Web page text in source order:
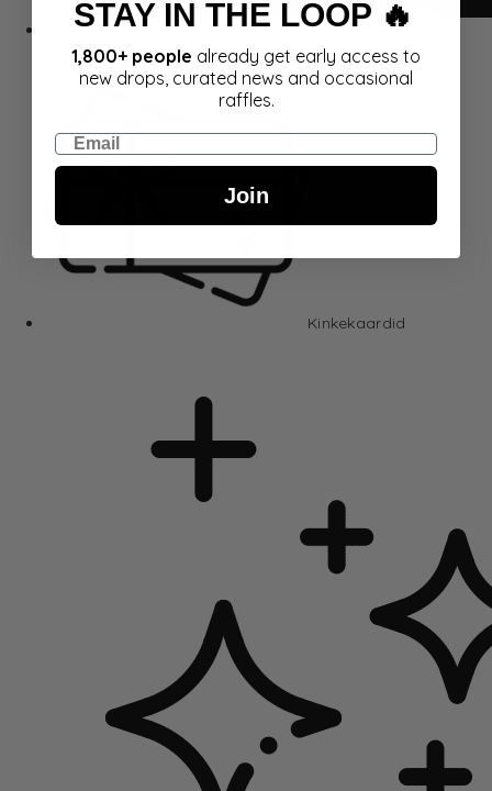
Komplektid
Kinkekaardid
STAY IN THE LOOP 🔥
1,800+ people already get early access to
new drops, curated news and occasional
raffles.
Email
Join